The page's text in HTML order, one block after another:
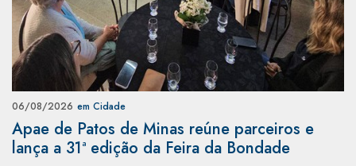
06/08/2026 em Cidade
Apae de Patos de Minas reúne parceiros e
lança a 31ª edição da Feira da Bondade